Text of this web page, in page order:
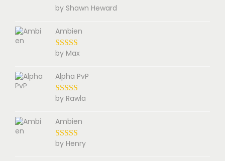
by Shawn Heward
Ambien
by Max
Alpha PvP
by Rawla
Ambien
by Henry